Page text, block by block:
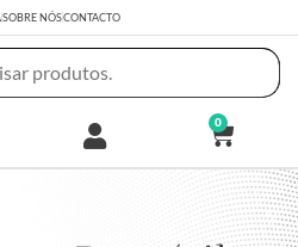
SOBRE NÓSCONTACTO
0